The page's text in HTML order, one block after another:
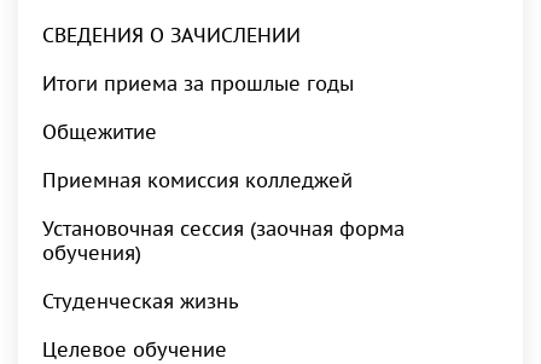
СВЕДЕНИЯ О ЗАЧИСЛЕНИИ
Итоги приема за прошлые годы
Общежитие
Приемная комиссия колледжей
Установочная сессия (заочная форма
обучения)
Студенческая жизнь
Целевое обучение